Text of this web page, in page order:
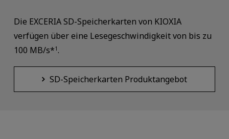
Die EXCERIA SD-Speicherkarten von KIOXIA
verfügen über eine Lesegeschwindigkeit von bis zu
100 MB/s*1.
SD-Speicherkarten Produktangebot